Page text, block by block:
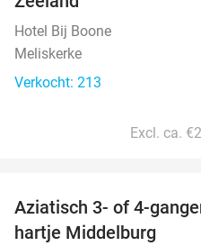
Hotel Bij Boone
Meliskerke
Verkocht: 213
Excl. ca.
Aziatisch 3- of 4-
hartje Middelburg